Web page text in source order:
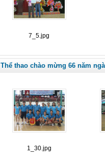
7_5.jpg
Thể thao chào mừng 66 năm
1_30.jpg